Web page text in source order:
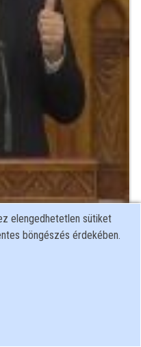
elengedhetetlen sütiket
böngészés érdekében.